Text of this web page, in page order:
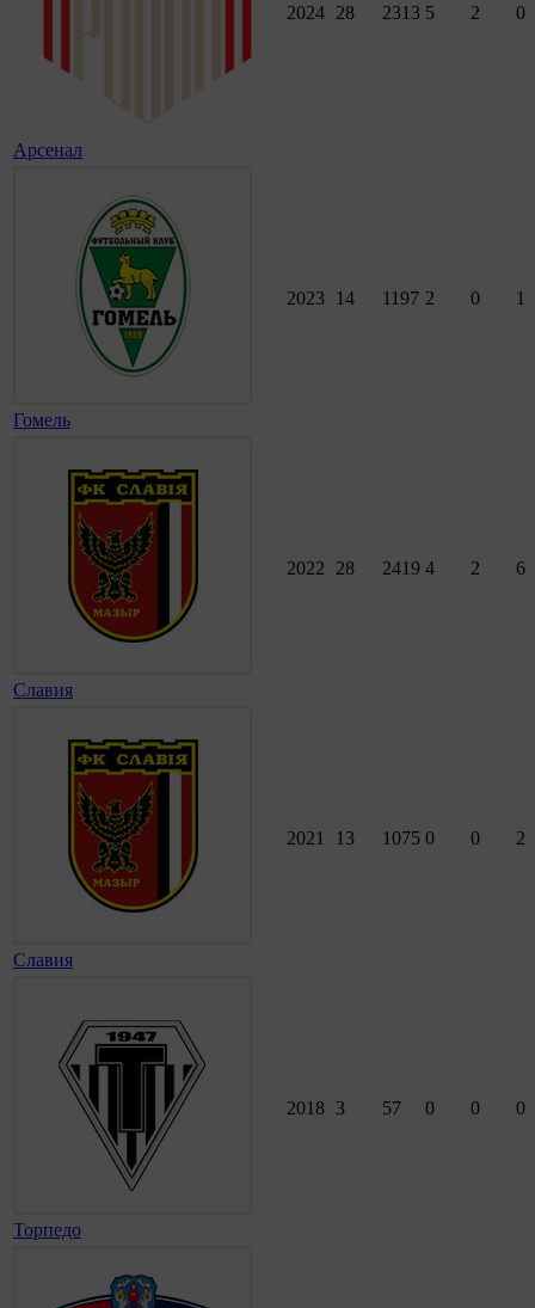
Арсенал
2024 28 2313 5 2 0
Гомель
2023 14 1197 2 0 1
Славия
2022 28 2419 4 2 6
Славия
2021 13 1075 0 0 2
Торпедо
2018 3 57 0 0 0